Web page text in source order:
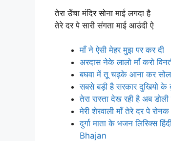
तेरा उँचा मंदिर सोना माई लगदा है
तेरे दर पे सारी संगता माई आउंदी ऐ
माँ ने ऐसी मेहर मुझ पर कर दी
अरदास नेके लालो माँ करो
बघवा में तू चढ़के आना कर
सबसे बड़ी है सरकार दुखियो के
तेरा रास्ता देख रही है अब
मेरी शेरवाली माँ तेरे दर पे रोनक
दुर्गा माता के भजन
Bhajan